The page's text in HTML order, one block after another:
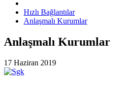
Hızlı Bağlantılar
Anlaşmalı Kurumlar
Anlaşmalı Kurumlar
17 Haziran 2019